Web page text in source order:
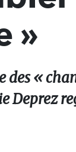
»
des «
Deprez